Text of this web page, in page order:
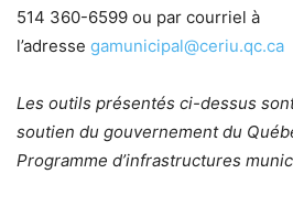
514 360-6599 ou par courriel à
l’adresse gamunicipal@ceriu.qc.ca
Les outils présentés ci-dessus
soutien du gouvernement du
Programme d’infrastructures